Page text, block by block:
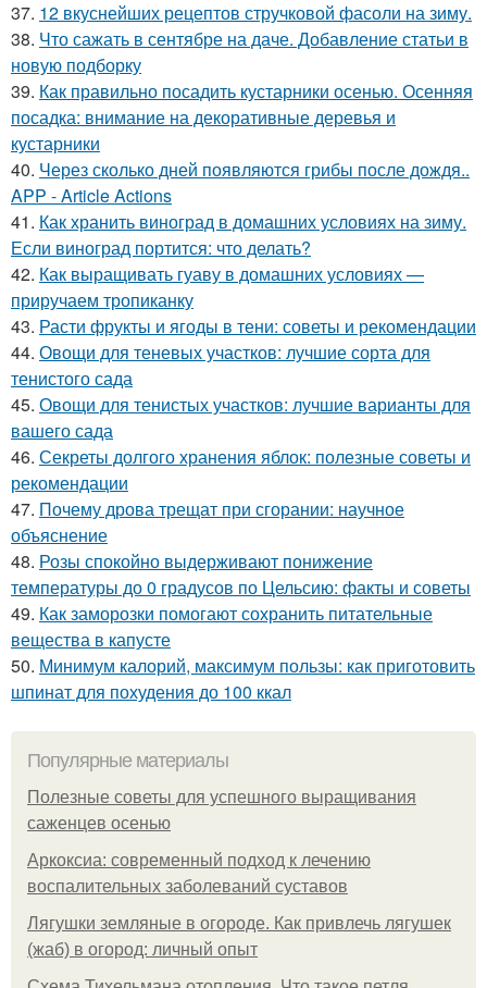
37. 12 вкуснейших рецептов стручковой фасоли на зиму.
38. Что сажать в сентябре на даче. Добавление статьи в
новую подборку
39. Как правильно посадить кустарники осенью. Осенняя
посадка: внимание на декоративные деревья и
кустарники
40. Через сколько дней появляются грибы после дождя..
APP - Article Actions
41. Как хранить виноград в домашних условиях на зиму.
Если виноград портится: что делать?
42. Как выращивать гуаву в домашних условиях —
приручаем тропиканку
43. Расти фрукты и ягоды в тени: советы и рекомендации
44. Овощи для теневых участков: лучшие сорта для
тенистого сада
45. Овощи для тенистых участков: лучшие варианты для
вашего сада
46. Секреты долгого хранения яблок: полезные советы и
рекомендации
47. Почему дрова трещат при сгорании: научное
объяснение
48. Розы спокойно выдерживают понижение
температуры до 0 градусов по Цельсию: факты и советы
49. Как заморозки помогают сохранить питательные
вещества в капусте
50. Минимум калорий, максимум пользы: как приготовить
шпинат для похудения до 100 ккал
Популярные материалы
Полезные советы для успешного выращивания
саженцев осенью
Аркоксиа: современный подход к лечению
воспалительных заболеваний суставов
Лягушки земляные в огороде. Как привлечь лягушек
(жаб) в огород: личный опыт